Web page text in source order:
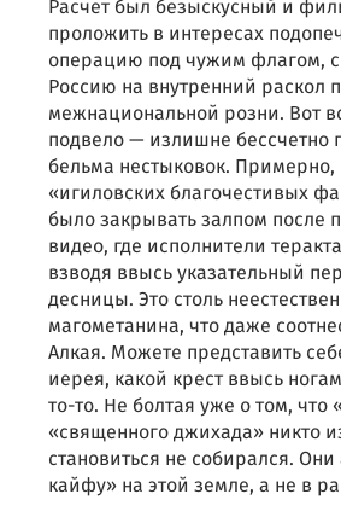
Расчет был безыскусный и
проложить в интересах
операцию под чужим флагом,
Россию на внутренний раскол
межнациональной розни. Вот
подвело — излишне бессчетно
бельма нестыковок.
«игиловских благочестивых
было закрывать залпом после
видео, где исполнители
взводя ввысь указательный
десницы. Это столь
магометанина, что даже
Алкая. Можете представить
иерея, какой крест ввысь
то-то. Не болтая уже о том,
«священного джихада» никто
становиться не собирался.
кайфу» на этой земле, а не в